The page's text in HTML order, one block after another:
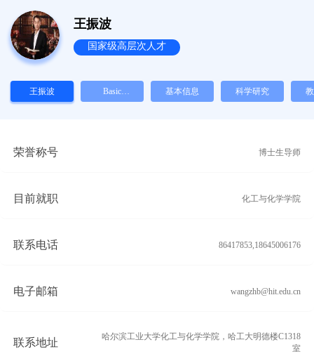
王振波
国家级高层次人才
王振波 Basic 基本信息 科学研究
荣誉称号 博士生导师
目前就职 化工与化学学院
联系电话 86417853,18645006176
电子邮箱 wangzhb@hit.edu.cn
联系地址
哈尔滨工业大学化工与化学学院，哈工大明德楼C1318
室